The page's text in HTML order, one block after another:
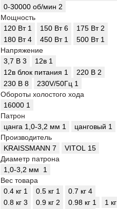
0-30000 об/мин 2
Мощность
120 Вт 1 150 Вт 6 175 Вт 2
180 Вт 4 450 Вт 1 500 Вт 1
Напряжение
3,7 В 3 12в 1
12в блок питания 1 220 В 2
230 В 8 230V/50Гц 1
Обороты холостого хода
16000 1
Патрон
цанга 1,0-3,2 мм 1 цанговый 1
Производитель
KRAISSMANN 7 VITOL
15
Диаметр патрона
1,0-3,2 мм
1
Вес товара
0.4 кг 1 0.5 кг 1 0.7 кг 4
0.8 кг 3 0.9 кг 2 0.98 кг 1 1 кг